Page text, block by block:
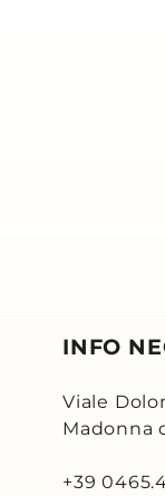
INFO
Viale
Madonna
+39